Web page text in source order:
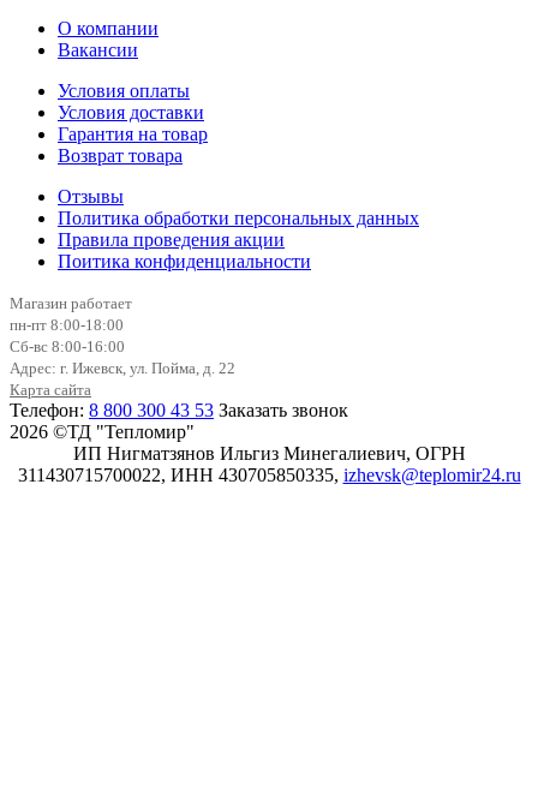
О компании
Вакансии
Условия оплаты
Условия доставки
Гарантия на товар
Возврат товара
Отзывы
Политика обработки персональных данных
Правила проведения акции
Поитика конфиденциальности
Магазин работает
пн-пт 8:00-18:00
Сб-вс 8:00-16:00
Адрес: г. Ижевск, ул. Пойма, д. 22
Карта сайта
Телефон: 8 800 300 43 53 Заказать звонок
2026 ©ТД "Тепломир"
ИП Нигматзянов Ильгиз Минегалиевич, ОГРН
311430715700022, ИНН 430705850335, izhevsk@teplomir24.ru